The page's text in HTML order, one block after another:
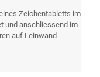
Zeichentabletts im
und anschliessend im
auf Leinwand